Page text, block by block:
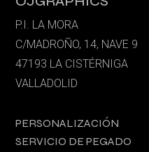
P.I. LA MORA
C/MADROÑO, 14, NAVE 9
47193 LA CISTÉRNIGA
VALLADOLID
PERSONALIZACIÓN
SERVICIO DE PEGADO